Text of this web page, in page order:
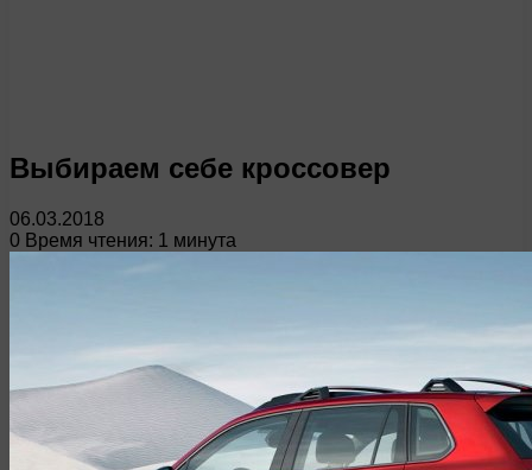
Выбираем себе кроссовер
06.03.2018
0 Время чтения: 1 минута